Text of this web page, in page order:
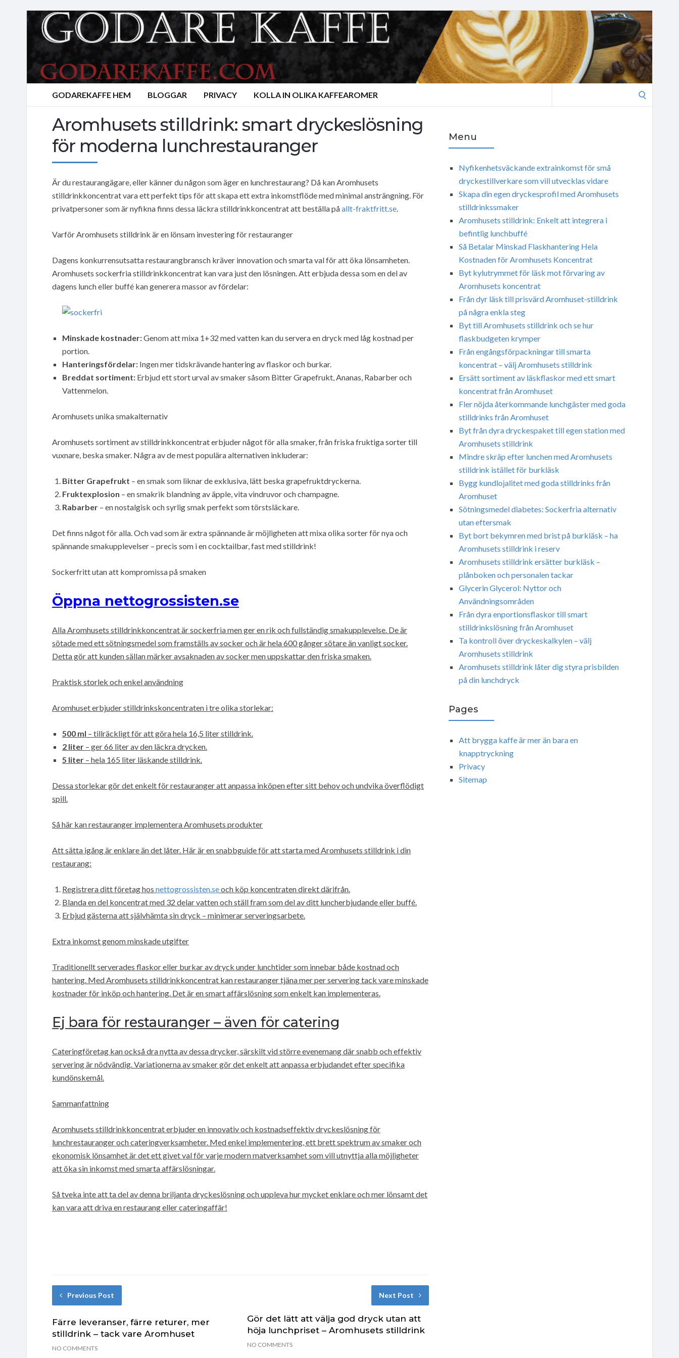
GODAREKAFFE HEM BLOGGAR PRIVACY KOLLA IN OLIKA KAFFEAROMER
Aromhusets stilldrink: smart dryckeslösning
för moderna lunchrestauranger
Är du restaurangägare, eller känner du någon som äger en lunchrestaurang? Då kan Aromhusets
stilldrinkkoncentrat vara ett perfekt tips för att skapa ett extra inkomstflöde med minimal ansträngning. För
privatpersoner som är nyfikna finns dessa läckra stilldrinkkoncentrat att beställa påallt-fraktfritt.se.
Varför Aromhusets stilldrink är en lönsam investering för restauranger
Dagens konkurrensutsatta restaurangbransch kräver innovation och smarta val för att öka lönsamheten.
Aromhusets sockerfria stilldrinkkoncentrat kan vara just den lösningen. Att erbjuda dessa som en del av
dagens lunch eller buffé kan generera massor av fördelar:
Minskade kostnader:Genom att mixa 1+32 med vatten kan du servera en dryck med låg kostnad per
portion.
Hanteringsfördelar: Ingen mer tidskrävande hantering av flaskor och burkar.
Breddat sortiment: Erbjud ett stort urval av smaker såsom Bitter Grapefrukt, Ananas, Rabarber och
Vattenmelon.
Aromhusets unika smakalternativ
Aromhusets sortiment av stilldrinkkoncentrat erbjuder något för alla smaker, från friska fruktiga sorter till
vuxnare, beska smaker. Några av de mest populära alternativen inkluderar:
Bitter Grapefrukt – en smak som liknar de exklusiva, lätt beska grapefruktdryckerna.
Fruktexplosion – en smakrik blandning av äpple, vita vindruvor och champagne.
Rabarber – en nostalgisk och syrlig smak perfekt som törstsläckare.
Det finns något för alla. Och vad som är extra spännande är möjligheten att mixa olika sorter för nya och
spännande smakupplevelser – precis som i en cocktailbar, fast med stilldrink!
Sockerfritt utan att kompromissa på smaken
Öppna nettogrossisten.se
Alla Aromhusets stilldrinkkoncentrat är sockerfria men ger en rik och fullständig smakupplevelse. De är
sötade med ett sötningsmedel som framställs av socker och är hela 600 gånger sötare än vanligt socker.
Detta gör att kunden sällan märker avsaknaden av socker men uppskattar den friska smaken.
Praktisk storlek och enkel användning
Aromhuset erbjuder stilldrinkskoncentraten i tre olika storlekar:
500 ml – tillräckligt för att göra hela 16,5 liter stilldrink.
2 liter – ger 66 liter av den läckra drycken.
5 liter – hela 165 liter läskande stilldrink.
Dessa storlekar gör det enkelt för restauranger att anpassa inköpen efter sitt behov och undvika överflödigt
spill.
Så här kan restauranger implementera Aromhusets produkter
Att sätta igång är enklare än det låter. Här är en snabbguide för att starta med Aromhusets stilldrink i din
restaurang:
Registrera ditt företag hos nettogrossisten.seoch köp koncentraten direkt därifrån.
Blanda en del koncentrat med 32 delar vatten och ställ fram som del av ditt luncherbjudande eller buffé.
Erbjud gästerna att självhämta sin dryck – minimerar serveringsarbete.
Extra inkomst genom minskade utgifter
Traditionellt serverades flaskor eller burkar av dryck under lunchtider som innebar både kostnad och
hantering. Med Aromhusets stilldrinkkoncentrat kan restauranger tjäna mer per servering tack vare minskade
kostnader för inköp och hantering. Det är en smart affärslösning som enkelt kan implementeras.
Ej bara för restauranger – även för catering
Cateringföretag kan också dra nytta av dessa drycker, särskilt vid större evenemang där snabb och effektiv
servering är nödvändig. Variationerna av smaker gör det enkelt att anpassa erbjudandet efter specifika
kundönskemål.
Sammanfattning
Aromhusets stilldrinkkoncentrat erbjuder en innovativ och kostnadseffektiv dryckeslösning för
lunchrestauranger och cateringverksamheter. Med enkel implementering, ett brett spektrum av smaker och
ekonomisk lönsamhet är det ett givet val för varje modern matverksamhet som vill utnyttja alla möjligheter
att öka sin inkomst med smarta affärslösningar.
Så tveka inte att ta del av denna briljanta dryckeslösning och uppleva hur mycket enklare och mer lönsamt det
kan vara att driva en restaurang eller cateringaffär!
Previous Post
Färre leveranser, färre returer, mer
stilldrink – tack vare Aromhuset
NO COMMENTS
Next Post
Gör det lätt att välja god dryck utan att
höja lunchpriset – Aromhusets stilldrink
NO COMMENTS
Menu
Nyfikenhetsväckande extrainkomst för små
dryckestillverkare som vill utvecklas vidare
Skapa din egen dryckesprofil med Aromhusets
stilldrinkssmaker
Aromhusets stilldrink: Enkelt att integrera i
befintlig lunchbuffé
Så Betalar Minskad Flaskhantering Hela
Kostnaden för Aromhusets Koncentrat
Byt kylutrymmet för läsk mot förvaring av
Aromhusets koncentrat
Från dyr läsk till prisvärd Aromhuset-stilldrink
på några enkla steg
Byt till Aromhusets stilldrink och se hur
flaskbudgeten krymper
Från engångsförpackningar till smarta
koncentrat – välj Aromhusets stilldrink
Ersätt sortiment av läskflaskor med ett smart
koncentrat från Aromhuset
Fler nöjda återkommande lunchgäster med goda
stilldrinks från Aromhuset
Byt från dyra dryckespaket till egen station med
Aromhusets stilldrink
Mindre skräp efter lunchen med Aromhusets
stilldrink istället för burkläsk
Bygg kundlojalitet med goda stilldrinks från
Aromhuset
Sötningsmedel diabetes: Sockerfria alternativ
utan eftersmak
Byt bort bekymren med brist på burkläsk – ha
Aromhusets stilldrink i reserv
Aromhusets stilldrink ersätter burkläsk –
plånboken och personalen tackar
Glycerin Glycerol: Nyttor och
Användningsområden
Från dyra enportionsflaskor till smart
stilldrinkslösning från Aromhuset
Ta kontroll över dryckeskalkylen – välj
Aromhusets stilldrink
Aromhusets stilldrink låter dig styra prisbilden
på din lunchdryck
Pages
Att brygga kaffe är mer än bara en
knapptryckning
Privacy
Sitemap